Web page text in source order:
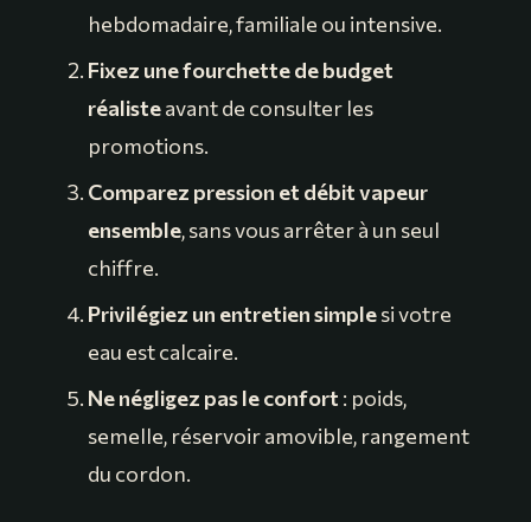
hebdomadaire, familiale ou intensive.
Fixez une fourchette de budget
réalisteavant de consulter les
promotions.
Comparez pression et débit vapeur
ensemble, sans vous arrêter à un seul
chiffre.
Privilégiez un entretien simplesi votre
eau est calcaire.
Ne négligez pas le confort : poids,
semelle, réservoir amovible, rangement
du cordon.